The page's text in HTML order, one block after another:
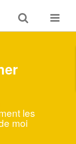
Toggle
search
Toggle
les
moi